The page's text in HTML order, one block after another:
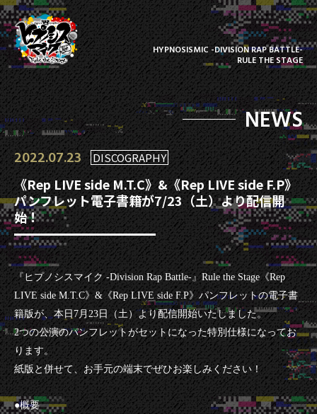
HYPNOSISMIC -DIVISION RAP BATTLE-
RULE THE STAGE
NEWS
2022.07.23 DISCOGRAPHY
《Rep LIVE side M.T.C》&《Rep LIVE side F.P》
パンフレット電子書籍が7/23（土）より配信開
始！
『ヒプノシスマイク -Division Rap Battle-』Rule the Stage《Rep
LIVE side M.T.C》&《Rep LIVE side F.P》パンフレットの電子書
籍版が、本日7月23日（土）より配信開始いたしました。
2つの公演のパンフレットがセットになった特別仕様になってお
ります。
紙版と併せて、お手元の端末でぜひお楽しみください！
●概要